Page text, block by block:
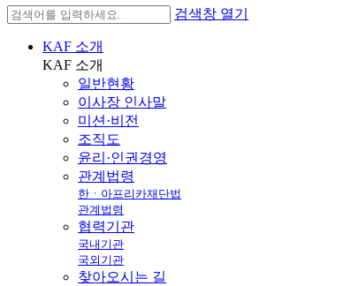
검색창 열기
KAF 소개
KAF 소개
일반현황
이사장 인사말
미션·비전
조직도
윤리·인권경영
관계법령
한ㆍ아프리카재단법
관계법령
협력기관
국내기관
국외기관
찾아오시는 길